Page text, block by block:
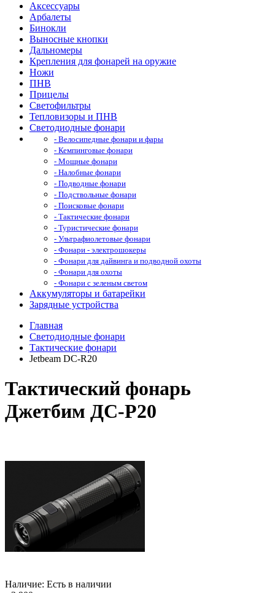
Аксессуары
Арбалеты
Бинокли
Выносные кнопки
Дальномеры
Крепления для фонарей на оружие
Ножи
ПНВ
Прицелы
Светофильтры
Тепловизоры и ПНВ
Светодиодные фонари
- Велосипедные фонари и фары
- Кемпинговые фонари
- Мощные фонари
- Налобные фонари
- Подводные фонари
- Подствольные фонари
- Поисковые фонари
- Тактические фонари
- Туристические фонари
- Ультрафиолетовые фонари
- Фонари - электрошокеры
- Фонари для дайвинга и подводной охоты
- Фонари для охоты
- Фонари с зеленым светом
Аккумуляторы и батарейки
Зарядные устройства
Главная
Светодиодные фонари
Тактические фонари
Jetbeam DC-R20
Тактический фонарь
Джетбим ДС-Р20
Наличие: Есть в наличии